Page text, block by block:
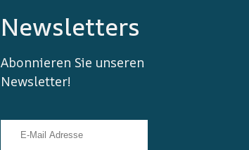
Newsletters
Abonnieren Sie unseren
Newsletter!